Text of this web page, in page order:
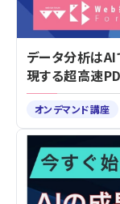
データ分析は
現する超高速
オンデマンド講座